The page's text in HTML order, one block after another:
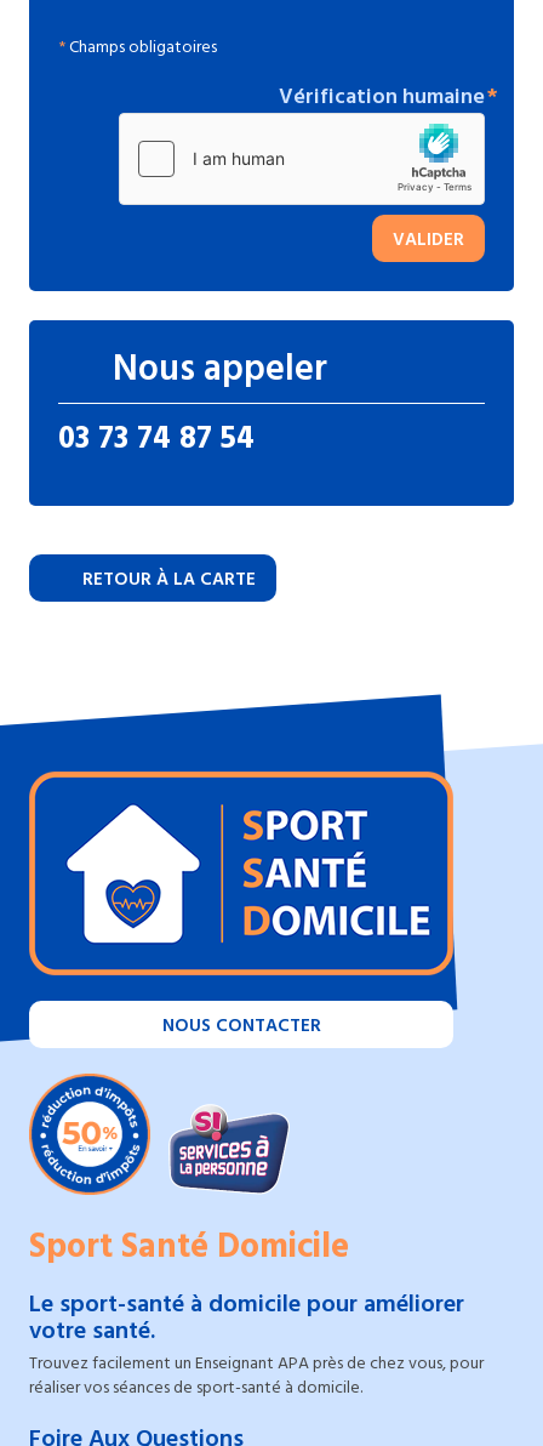
*Champs obligatoires
Vérification humaine
VALIDER
Nous appeler
03 73 74 87 54
RETOUR À LA CARTE
NOUS CONTACTER
Sport Santé Domicile
Le sport-santé à domicile pour améliorer
votre santé.
Trouvez facilement un Enseignant APA près de chez vous, pour
réaliser vos séances de sport-santé à domicile.